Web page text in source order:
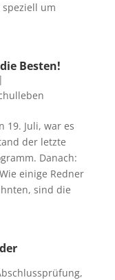
speziell um
Besten!
19. Juli, war es
der letzte
Danach:
einige Redner
sind die
,